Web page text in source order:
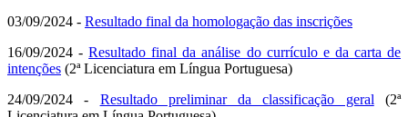
03/09/2024 - Resultado final da homologação das inscrições
16/09/2024 -Resultado final da análise do currículo e da carta de
intenções (2ª Licenciatura em Língua Portuguesa)
24/09/2024 - Resultado preliminar da classificação geral (2ª